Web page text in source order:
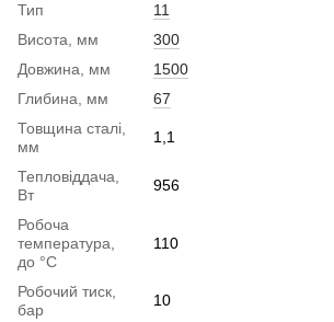
Тип
11
Висота, мм
300
Довжина, мм
1500
Глибина, мм
67
Товщина сталі,
мм
1,1
Тепловіддача,
Вт
956
Робоча
температура,
до °С
110
Робочий тиск,
бар
10